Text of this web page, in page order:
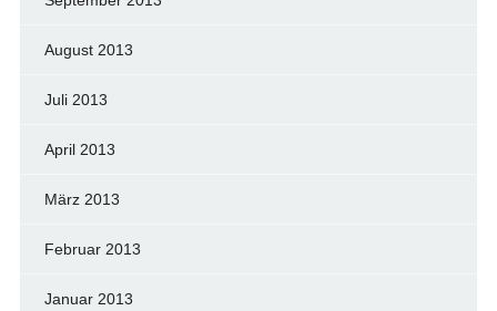
August 2013
Juli 2013
April 2013
März 2013
Februar 2013
Januar 2013